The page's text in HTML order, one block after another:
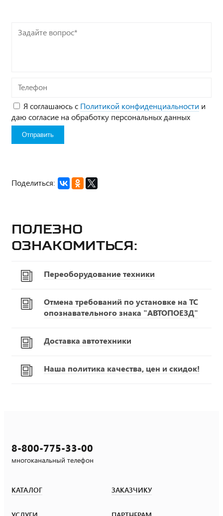
Задайте
вопрос*
Телефон
Я соглашаюсь с Политикой конфиденциальности и
даю согласие на обработку персональных данных
Поделиться:
Полезно
ознакомиться:
Переоборудование техники
Отмена требований по установке на ТС
опознавательного знака "АВТОПОЕЗД"
Доставка автотехники
Наша политика качества, цен и скидок!
8-800-775-33-00
многоканальный телефон
КАТАЛОГ ЗАКАЗЧИКУ